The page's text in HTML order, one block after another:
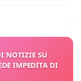
NOTIZIE SU
IMPEDITA DI